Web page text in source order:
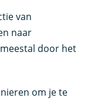
van
naar
door het
om je te